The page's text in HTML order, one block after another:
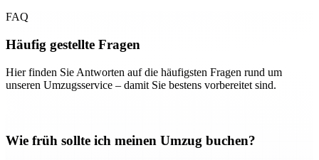
FAQ
Häufig gestellte Fragen
Hier finden Sie Antworten auf die häufigsten Fragen rund um
unseren Umzugsservice – damit Sie bestens vorbereitet sind.
Wie früh sollte ich meinen Umzug buchen?